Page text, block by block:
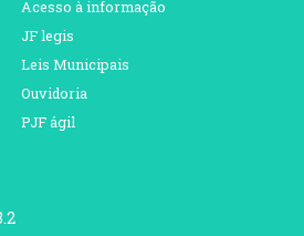
Acesso à informação
JF legis
Leis Municipais
Ouvidoria
PJF ágil